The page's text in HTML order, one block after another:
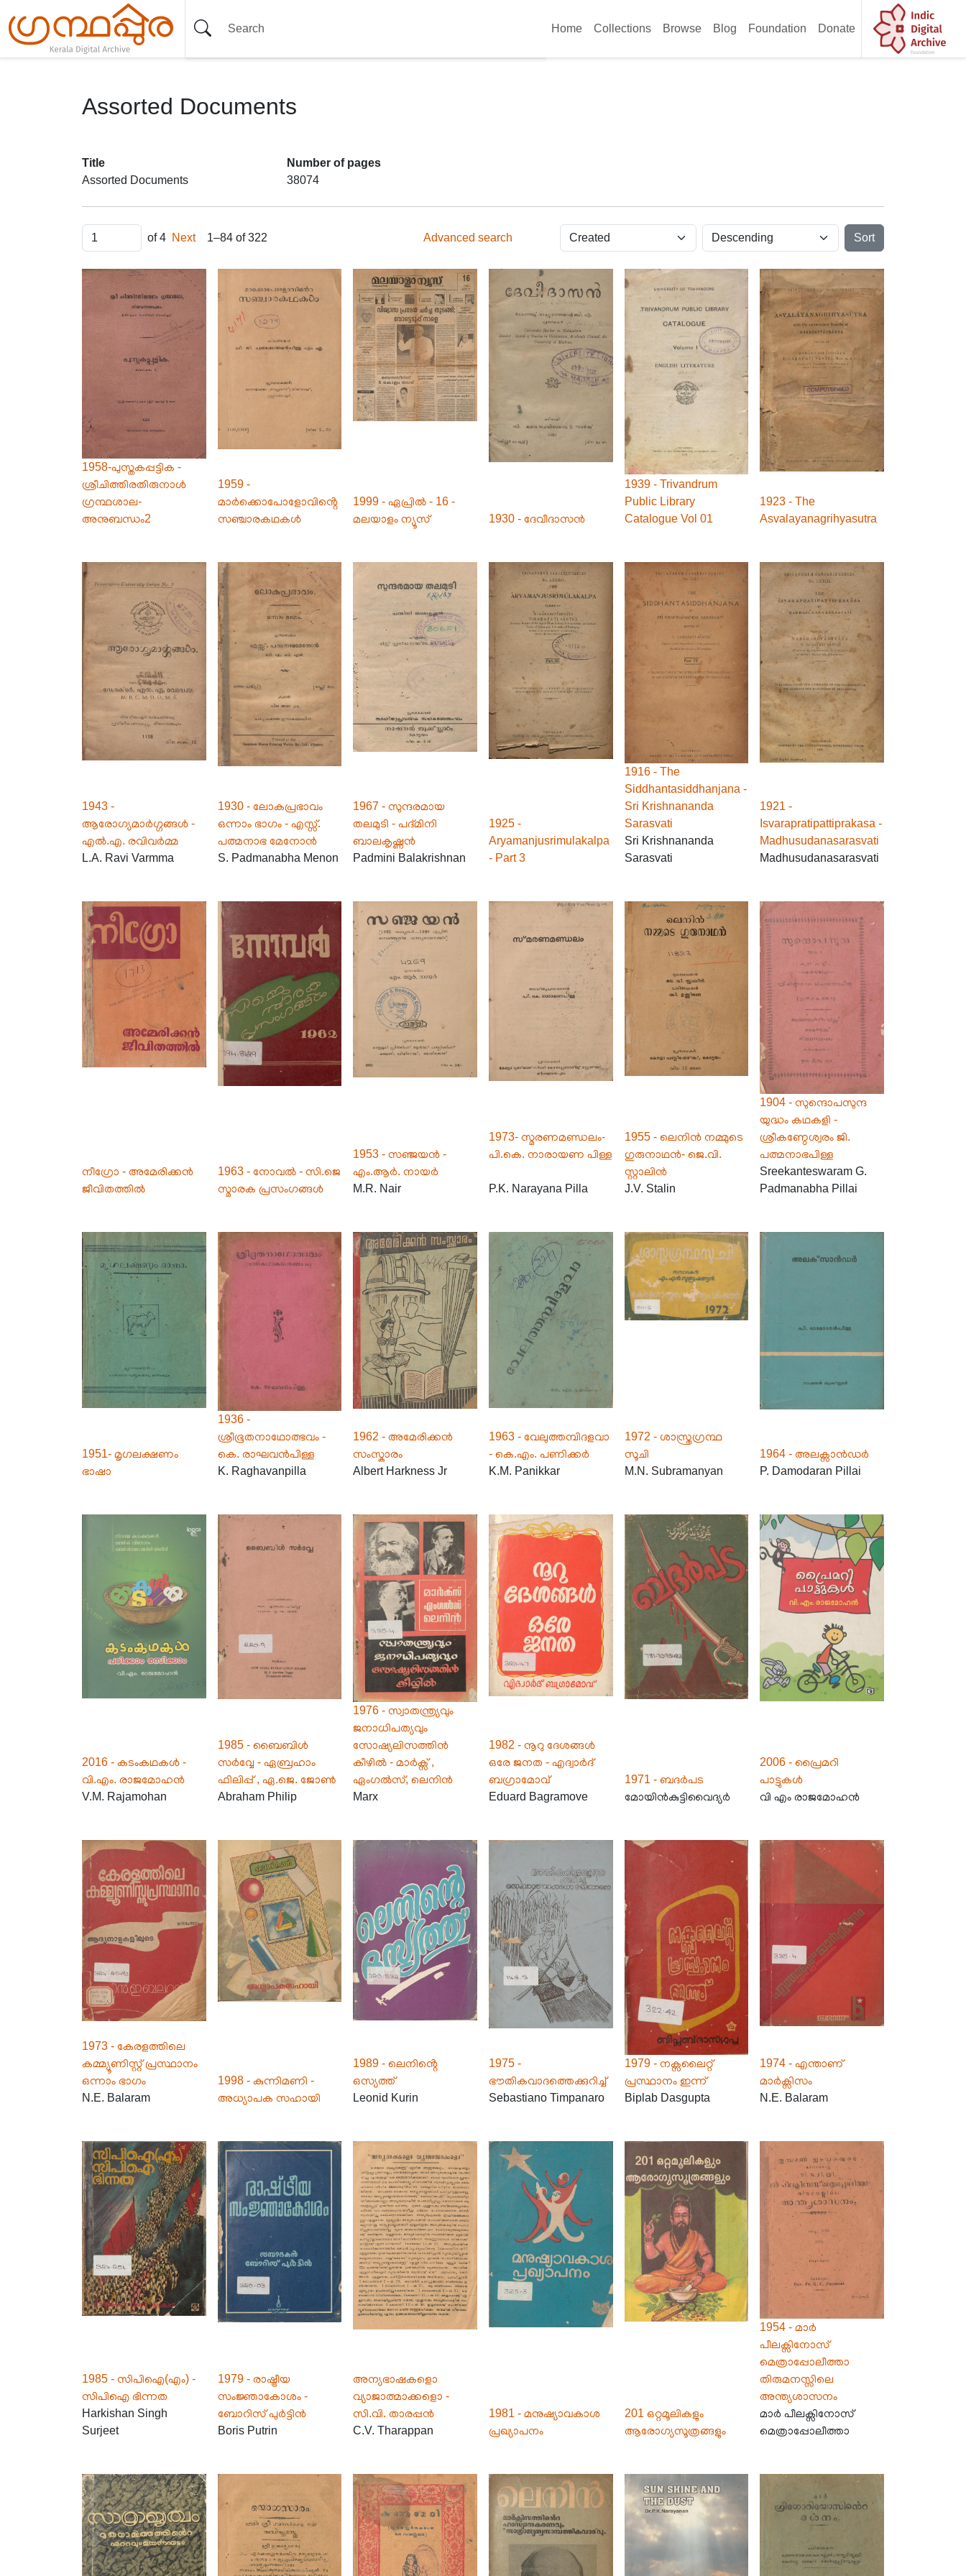
Home Collections Browse Blog Foundation Donate
Assorted Documents
Title
Assorted Documents
Number of pages
38074
Items of 4 Next 1–84 of 322 Advanced search Sort
1958-പുസ്തകപ്പട്ടിക -
ശ്രീചിത്തിരതിരുനാൾ
ഗ്രന്ഥശാല-
അനുബന്ധം2
1959 -
മാർക്കൊപോളോവിൻ്റെ
സഞ്ചാരകഥകൾ
1999 - ഏപ്രിൽ - 16 -
മലയാളം ന്യൂസ്
1930 - ദേവീദാസൻ
1939 - Trivandrum
Public Library
Catalogue Vol 01
1923 - The
Asvalayanagrihyasutra
1943 -
ആരോഗ്യമാർഗ്ഗങ്ങൾ -
എൽ.എ. രവിവർമ്മ
L.A. Ravi Varmma
1930 - ലോകപ്രഭാവം
ഒന്നാം ഭാഗം - എസ്സ്.
പത്മനാഭ മേനോൻ
S. Padmanabha Menon
1967 - സുന്ദരമായ
തലമുടി - പദ്മിനി
ബാലകൃഷ്ണൻ
Padmini Balakrishnan
1925 -
Aryamanjusrimulakalpa
- Part 3
1916 - The
Siddhantasiddhanjana -
Sri Krishnananda
Sarasvati
Sri Krishnananda
Sarasvati
1921 -
Isvarapratipattiprakasa -
Madhusudanasarasvati
Madhusudanasarasvati
നീഗ്രോ - അമേരിക്കൻ
ജീവിതത്തിൽ
1963 - നോവൽ - സി.ജെ
സ്മാരക പ്രസംഗങ്ങൾ
1953 - സഞ്ജയൻ -
എം.ആർ. നായർ
M.R. Nair
1973- സ്മരണമണ്ഡലം-
പി.കെ. നാരായണ പിള്ള
P.K. Narayana Pilla
1955 - ലെനിൻ നമ്മുടെ
ഗുരുനാഥൻ- ജെ.വി.
സ്റ്റാലിൻ
J.V. Stalin
1904 - സുന്ദൊപസുന്ദ
യുദ്ധം കഥകളി -
ശ്രീകണ്ഠേശ്വരം ജി.
പത്മനാഭപിള്ള
Sreekanteswaram G.
Padmanabha Pillai
1951- മൃഗലക്ഷണം
ഭാഷാ
1936 -
ശ്രീഭൂതനാഥോത്ഭവം -
കെ. രാഘവൻപിള്ള
K. Raghavanpilla
1962 - അമേരിക്കൻ
സംസ്കാരം
Albert Harkness Jr
1963 - വേലുത്തമ്പിദളവാ
- കെ.എം. പണിക്കർ
K.M. Panikkar
1972 - ശാസ്ത്രഗ്രന്ഥ
സൂചി
M.N. Subramanyan
1964 - അലക്സാൻഡർ
P. Damodaran Pillai
2016 - കടംകഥകൾ -
വി.എം. രാജമോഹൻ
V.M. Rajamohan
1985 - ബൈബിൾ
സർവ്വേ - ഏബ്രഹാം
ഫിലിപ്പ് , ഏ.ജെ. ജോൺ
Abraham Philip
1976 - സ്വാതന്ത്ര്യവും
ജനാധിപത്യവും
സോഷ്യലിസത്തിൻ
കീഴിൽ - മാർക്സ് ,
ഏംഗൽസ്, ലെനിൻ
Marx
1982 - നൂറു ദേശങ്ങൾ
ഒരേ ജനത - എദ്വാർദ്
ബഗ്രാമോവ്
Eduard Bagramove
1971 - ബദർപട
മോയിൻകുട്ടിവൈദ്യർ
2006 - പ്രൈമറി
പാട്ടുകൾ
വി എം രാജമോഹൻ
1973 - കേരളത്തിലെ
കമ്മ്യൂണിസ്റ്റ് പ്രസ്ഥാനം
ഒന്നാം ഭാഗം
N.E. Balaram
1998 - കുന്നിമണി -
അധ്യാപക സഹായി
1989 - ലെനിൻ്റെ
ഒസ്യത്ത്
Leonid Kurin
1975 -
ഭൗതികവാദത്തെക്കുറിച്ച്
Sebastiano Timpanaro
1979 - നക്സലൈറ്റ്
പ്രസ്ഥാനം ഇന്ന്
Biplab Dasgupta
1974 - എന്താണ്
മാർക്സിസം
N.E. Balaram
1985 - സിപിഐ(എം) -
സിപിഐ ഭിന്നത
Harkishan Singh
Surjeet
1979 - രാഷ്ട്രീയ
സംജ്ഞാകോശം -
ബോറിസ് പുർട്ടിൻ
Boris Putrin
അന്യഭാഷകളൊ
വ്യാജാത്മാക്കളൊ -
സി.വി. താരപ്പൻ
C.V. Tharappan
1981 - മനുഷ്യാവകാശ
പ്രഖ്യാപനം
201 ഒറ്റമൂലികളും
ആരോഗ്യസൂത്രങ്ങളും
1954 - മാർ
പീലക്സിനോസ്
മെത്രാപ്പോലീത്താ
തിരുമനസ്സിലെ
അന്ത്യശാസനം
മാർ പീലക്സിനോസ്
മെത്രാപ്പോലീത്താ